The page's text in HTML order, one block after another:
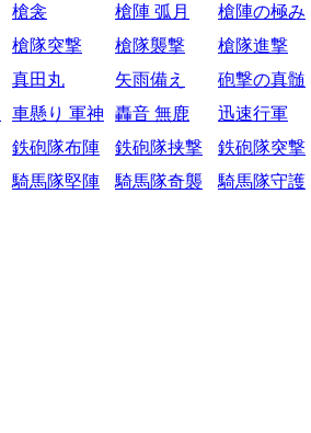
槍衾 槍陣 弧月 槍陣の極み
槍隊突撃 槍隊襲撃 槍隊進撃
真田丸 矢雨備え 砲撃の真髄
車懸り 軍神 轟音 無鹿 迅速行軍
鉄砲隊布陣 鉄砲隊挟撃 鉄砲隊突撃
騎馬隊堅陣 騎馬隊奇襲 騎馬隊守護